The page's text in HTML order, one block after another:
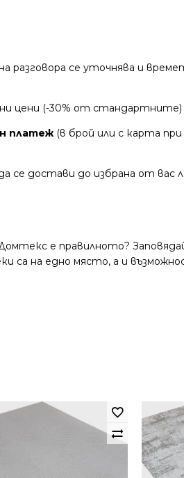
разговора се уточнява и
цени (-30% от стандартните)
платеж (в брой или с карта при
се достави до избрана от вас
е правилното?
са на едно място, а и